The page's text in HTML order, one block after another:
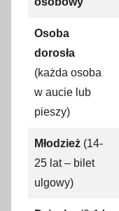
Osoba
dorosła
(każda osoba
w aucie lub
pieszy)
Młodzież (14-
25 lat – bilet
ulgowy)